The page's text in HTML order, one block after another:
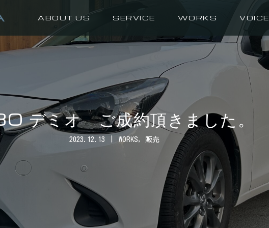
ABOUT US SERVICE WORKS VOICE
デミオ ご成約頂きました。
2023.12.13 WORKS, 販売